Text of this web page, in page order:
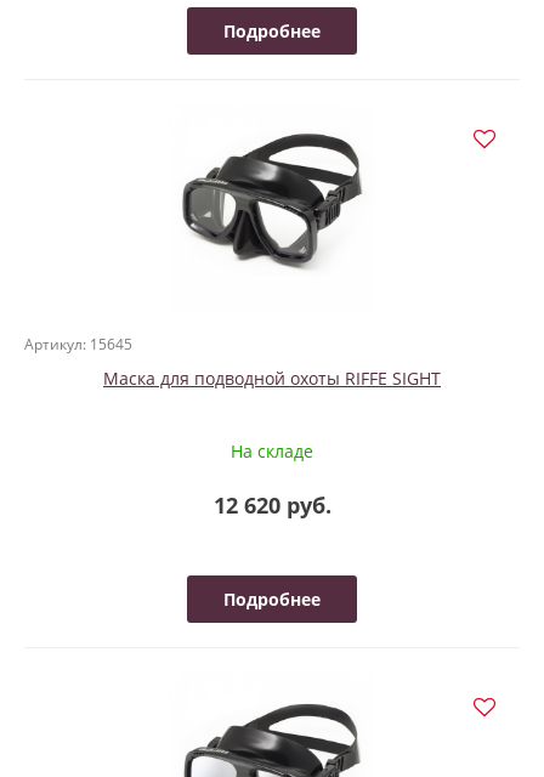
Подробнее
Артикул: 15645
Маска для подводной охоты RIFFE SIGHT
На складе
12 620 руб.
Подробнее